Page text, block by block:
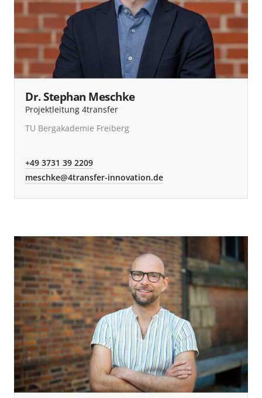
Dr. Stephan Meschke
Projektleitung 4transfer
TU Bergakademie Freiberg
+49 3731 39 2209
meschke@4transfer-innovation.de